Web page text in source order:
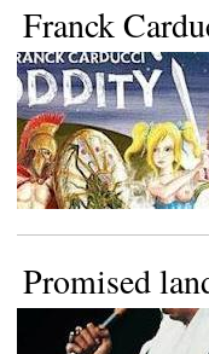
Franck
Promised